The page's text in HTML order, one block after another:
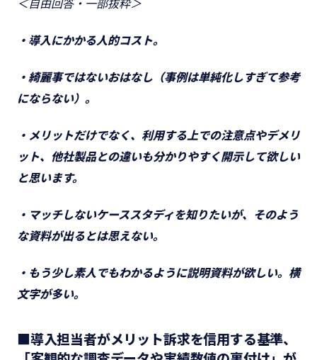
＜自由回答・一部抜粋＞
・導入にかかる人的コスト。
・綺麗事ではないおはなし（事例は単純化しすぎて参考
にならない）。
・メリットだけでなく、利用する上での注意点やデメリ
ット、他社製品との違いも分かりやすく開示して欲しい
と思います。
・マッチしないケーススタディを知りたいが、そのよう
な資料が出るとは思えない。
・もう少し素人でもわかるように説明資料が欲しい。横
文字が多い。
■導入担当者がメリット訴求を信用する基準、